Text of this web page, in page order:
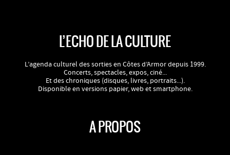
L’ECHO DE LA CULTURE
L’agenda culturel des sorties en Côtes d’Armor depuis 1999.
Concerts, spectacles, expos, ciné...
Et des chroniques (disques, livres, portraits...).
Disponible en versions papier, web et smartphone.
A PROPOS